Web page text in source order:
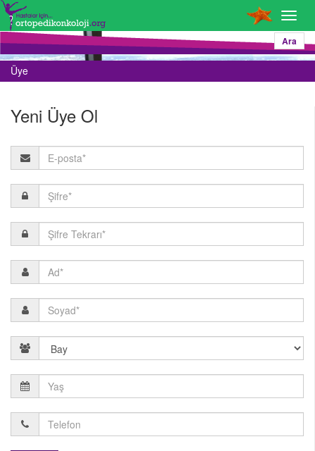
Ara
Üye
Yeni Üye Ol